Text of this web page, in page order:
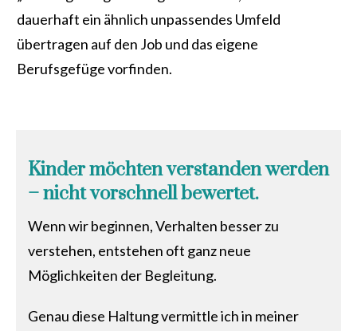
dauerhaft ein ähnlich unpassendes Umfeld
übertragen auf den Job und das eigene
Berufsgefüge vorfinden.
Kinder möchten verstanden werden
– nicht vorschnell bewertet.
Wenn wir beginnen, Verhalten besser zu
verstehen, entstehen oft ganz neue
Möglichkeiten der Begleitung.
Genau diese Haltung vermittle ich in meiner